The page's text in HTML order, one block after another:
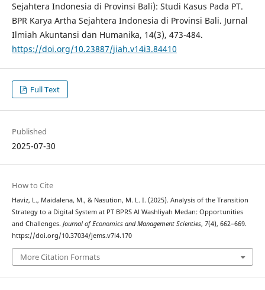
Sejahtera Indonesia di Provinsi Bali): Studi Kasus Pada PT.
BPR Karya Artha Sejahtera Indonesia di Provinsi Bali. Jurnal
Ilmiah Akuntansi dan Humanika, 14(3), 473-484.
https://doi.org/10.23887/jiah.v14i3.84410
Full Text
Published
2025-07-30
How to Cite
Haviz, L., Maidalena, M., & Nasution, M. L. I. (2025). Analysis of the Transition
Strategy to a Digital System at PT BPRS Al Washliyah Medan: Opportunities
and Challenges. Journal of Economics and Management Scienties, 7(4), 662–669.
https://doi.org/10.37034/jems.v7i4.170
More Citation Formats